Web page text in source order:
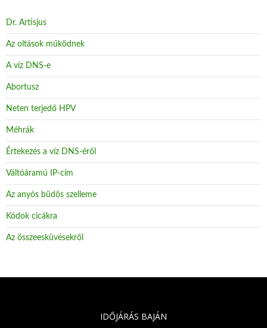
Dr. Artisjus
Az oltások működnek
A víz DNS-e
Abortusz
Neten terjedő HPV
Méhrák
Értekezés a víz DNS-éről
Váltóáramú IP-cím
Az anyós büdös szelleme
Kódok cicákra
Az összeesküvésekről
IDŐJÁRÁS BAJÁN